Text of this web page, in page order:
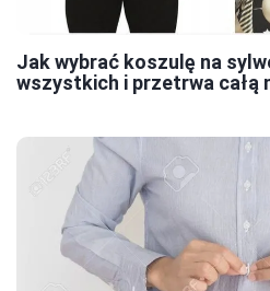
Jak wybrać koszulę na
wszystkich i przetrwa całą